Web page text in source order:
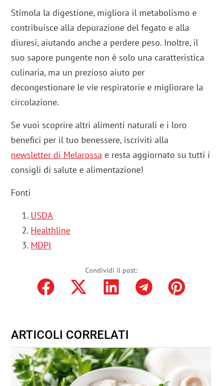
Stimola la digestione, migliora il metabolismo e
contribuisce alla depurazione del fegato e alla
diuresi, aiutando anche a perdere peso. Inoltre, il
suo sapore pungente non è solo una caratteristica
culinaria, ma un prezioso aiuto per
decongestionare le vie respiratorie e migliorare la
circolazione.
Se vuoi scoprire altri alimenti naturali e i loro
benefici per il tuo benessere, iscriviti alla
newsletter di Melarossa e resta aggiornato su tutti i
consigli di salute e alimentazione!
Fonti
USDA
Healthline
MDPI
Condividi il post:
ARTICOLI CORRELATI